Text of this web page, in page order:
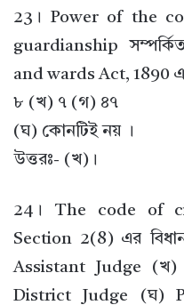
23। Power of the
guardianship
and wards Act, 1890
৮ (খ) ৭ (গ) ৪৭
(ঘ) কোনটিই নয় ।
উত্তরঃ- (খ)।
24। The code of
Section 2(8) এর
Assistant Judge
District Judge (ঘ)